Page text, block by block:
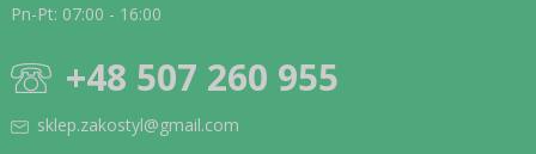
Pn-Pt: 07:00 - 16:00
+48 507 260 955
sklep.zakostyl@gmail.com